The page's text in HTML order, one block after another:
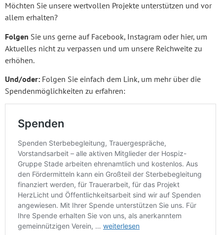
Möchten Sie unsere wertvollen Projekte unterstützen und vor
allem erhalten?
Folgen Sie uns gerne auf Facebook, Instagram oder hier, um
Aktuelles nicht zu verpassen und um unsere Reichweite zu
erhöhen.
Und/oder: Folgen Sie einfach dem Link, um mehr über die
Spendenmöglichkeiten zu erfahren: